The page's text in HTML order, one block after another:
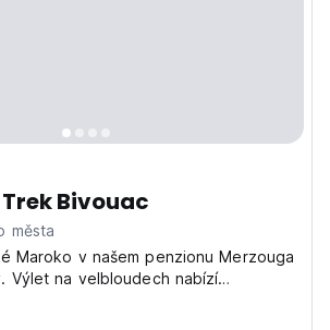
Bivouac
města
Maroko v našem penzionu Merzouga
Výlet na velbloudech nabízí
original language)